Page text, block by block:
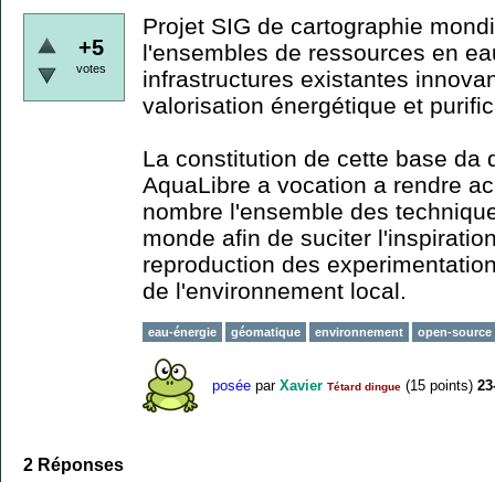
+5
votes
Projet SIG de cartographie
l'ensembles de ressources en
infrastructures existantes
valorisation énergétique et
La constitution de cette base da
AquaLibre a vocation a rendre
nombre l'ensemble des
monde afin de suciter
reproduction des
de l'environnement local.
eau-énergie géomatique environnement open-source
posée par Xavier Tétard dingue (15 points)
2 Réponses